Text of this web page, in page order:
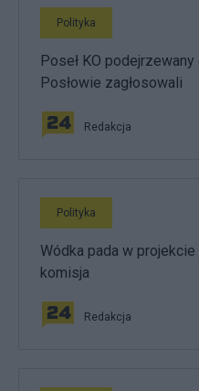
Polityka
Poseł KO
Posłowie zagłosowali
Redakcja
Polityka
Wódka pada w
komisja
Redakcja